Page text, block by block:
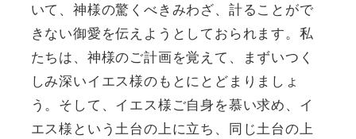
いて、神様の驚くべきみわざ、計ることがで
きない御愛を伝えようとしておられます。私
たちは、神様のご計画を覚えて、まずいつく
しみ深いイエス様のもとにとどまりましょ
う。そして、イエス様ご自身を慕い求め、イ
エス様という土台の上に立ち、同じ土台の上